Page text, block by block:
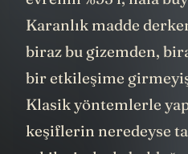
evrenin %95’i, hala
Karanlık madde
biraz bu gizemden,
bir etkileşime
Klasik yöntemlerle
keşiflerin neredeyse